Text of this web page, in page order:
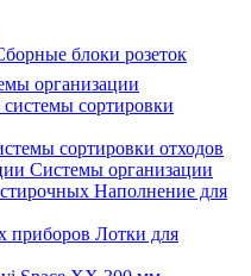
блоки розеток
организации
сортировки отходов
Системы организации
Наполнение для
Лотки для